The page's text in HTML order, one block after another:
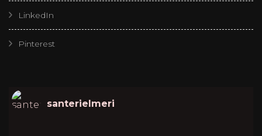
LinkedIn
Pinterest
santerielmeri